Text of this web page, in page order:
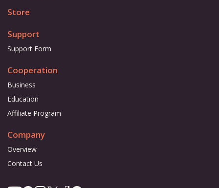
Store
Support
Support Form
Cooperation
Business
Education
Affiliate Program
Company
Overview
Contact Us